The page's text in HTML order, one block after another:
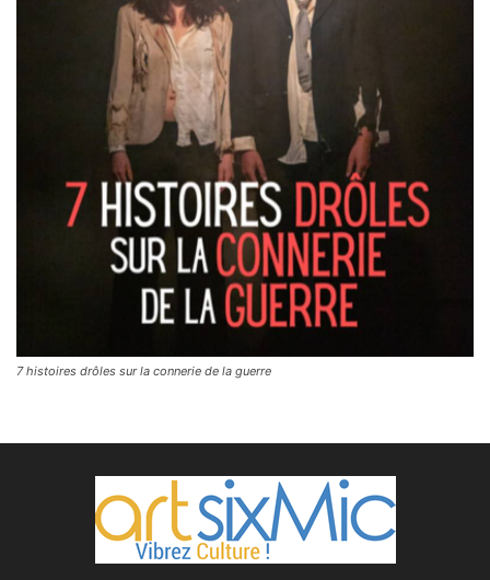
7 histoires drôles sur la connerie de la guerre